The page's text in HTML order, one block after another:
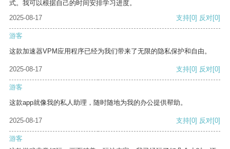
式。我可以根据自己的时间安排学习进度。
2025-08-17
支持[0] 反对[0]
游客
这款加速器VPM应用程序已经为我们带来了无限的隐私保护和自由。
2025-08-17 支持[0] 反对[0]
游客
这款app就像我的私人助理，随时随地为我的办公提供帮助。
2025-08-17 支持[0] 反对[0]
游客